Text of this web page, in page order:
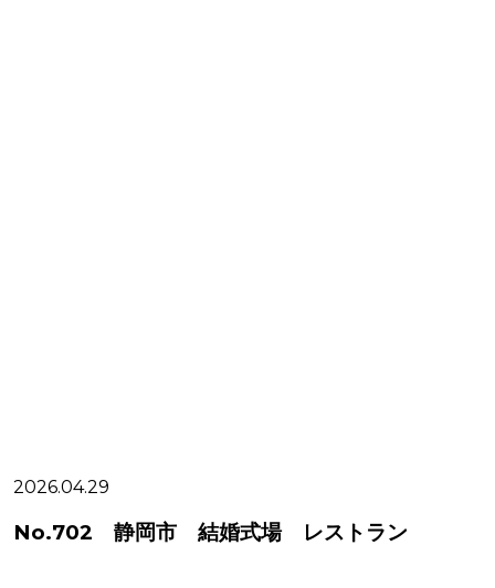
2026.04.29
No.702 静岡市 結婚式場 レストラン